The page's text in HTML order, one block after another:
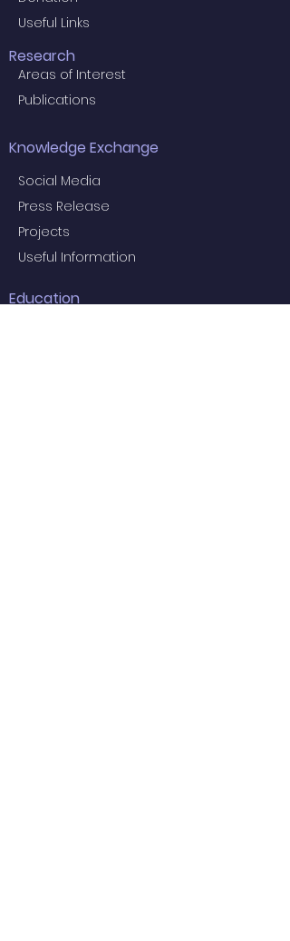
Useful Links
Research
Areas of Interest
Publications
Knowledge Exchange
Social Media
Press Release
Projects
Useful Information
Education